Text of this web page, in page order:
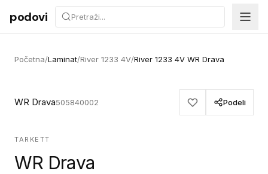
Preskoči na sadržaj
podovi
Početna/Laminat/River 1233 4V/River 1233 4V WR Drava
WR Drava505840002 Podeli
TARKETT
WR Drava